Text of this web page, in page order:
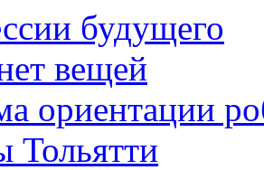
будущего
вещей
ориентации
Тольятти